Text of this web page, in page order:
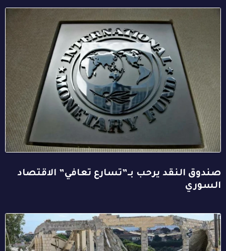
صندوق النقد يرحب بـ”تسارع تعافي” الاقتصاد
السوري